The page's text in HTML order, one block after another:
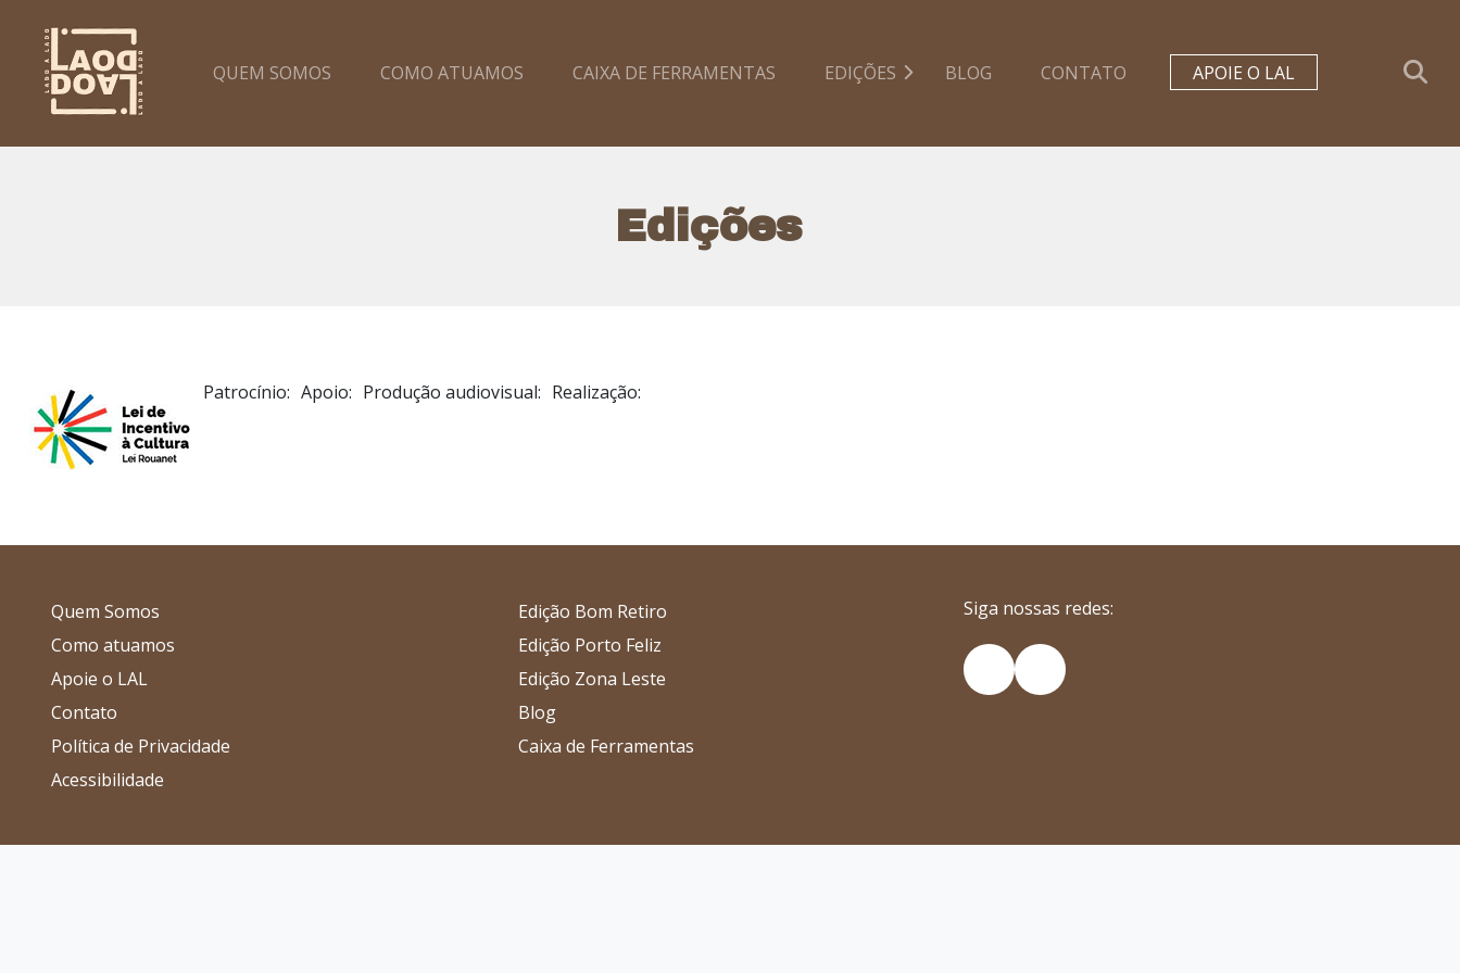
QUEM SOMOS COMO ATUAMOS CAIXA DE FERRAMENTAS EDIÇÕES BLOG CONTATO APOIE O LAL
Edições
Patrocínio: Apoio: Produção audiovisual: Realização:
Quem Somos
Como atuamos
Apoie o LAL
Contato
Política de Privacidade
Acessibilidade
Edição Bom Retiro
Edição Porto Feliz
Edição Zona Leste
Blog
Caixa de Ferramentas
Siga nossas redes:
InstagramYouTube